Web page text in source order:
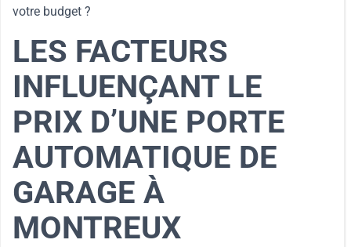
votre budget ?
LES FACTEURS
INFLUENÇANT LE
PRIX D’UNE PORTE
AUTOMATIQUE DE
GARAGE À
MONTREUX